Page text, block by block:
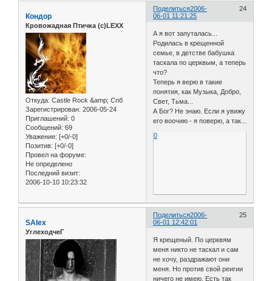
Поделиться 24
2006-
06-01 11:21:25
Кондор
Кровожадная Птичка (с)LEXX
Откуда: Castle Rock &amp; Спб
Зарегистрирован: 2006-05-24
Приглашений: 0
Сообщений: 69
Уважение: [+0/-0]
Позитив: [+0/-0]
Провел на форуме:
Не определено
Последний визит:
2006-10-10 10:23:32
А я вот запуталась...
Родилась в крещенной
семье, в детстве бабушка
таскала по церквым, а теперь
что?
Теперь я верю в такие
понятия, как Музыка, Добро,
Свет, Тьма...
А Бог? Не знаю. Если я увижу
его воочию - я поверю, а так...
0
Поделиться 25
2006-
06-01 12:42:01
SAlex
УглеходчеГ
Я крещеный. По церквям
меня никто не таскал и сам
не хочу, раздражают они
меня. Но против свой реигии
ничего не имею. Есть так